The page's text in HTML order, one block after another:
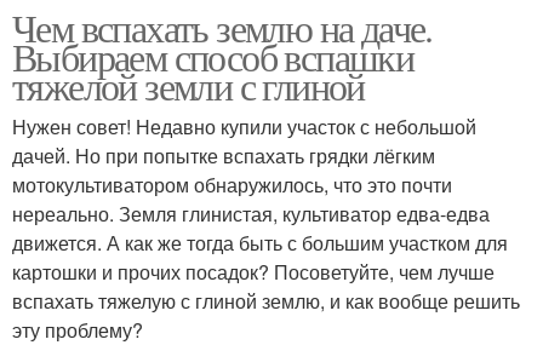
Чем вспахать землю на даче.
Выбираем способ вспашки
тяжелой земли с глиной
Нужен совет! Недавно купили участок с небольшой
дачей. Но при попытке вспахать грядки лёгким
мотокультиватором обнаружилось, что это почти
нереально. Земля глинистая, культиватор едва-едва
движется. А как же тогда быть с большим участком для
картошки и прочих посадок? Посоветуйте, чем лучше
вспахать тяжелую с глиной землю, и как вообще решить
эту проблему?